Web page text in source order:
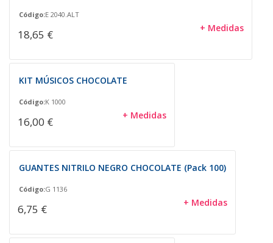
Código:E 2040.ALT
18,65 € + Medidas
KIT MÚSICOS CHOCOLATE
Código:K 1000
16,00 € + Medidas
GUANTES NITRILO NEGRO CHOCOLATE (Pack 100)
Código:G 1136
6,75 € + Medidas